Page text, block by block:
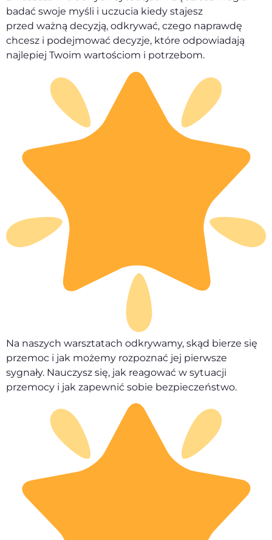
badać swoje myśli i uczucia kiedy stajesz
przed ważną decyzją, odkrywać, czego naprawdę
chcesz i podejmować decyzje, które odpowiadają
najlepiej Twoim wartościom i potrzebom.
Na naszych warsztatach odkrywamy, skąd bierze się
przemoc i jak możemy rozpoznać jej pierwsze
sygnały. Nauczysz się, jak reagować w sytuacji
przemocy i jak zapewnić sobie bezpieczeństwo.